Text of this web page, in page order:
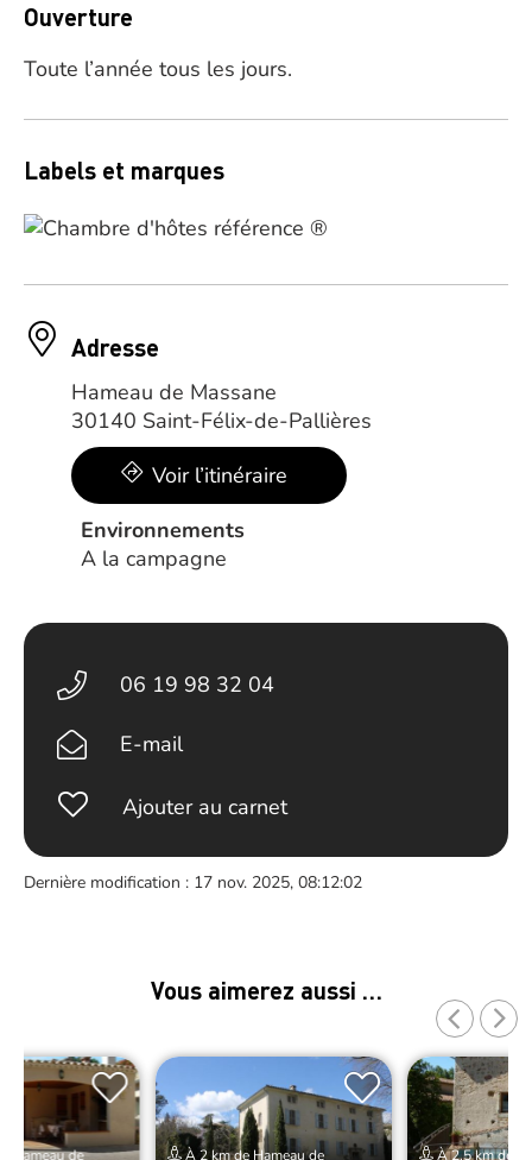
Ouverture
Toute l’année tous les jours.
Labels et marques
Adresse
Hameau de Massane
30140 Saint-Félix-de-Pallières
Voir l’itinéraire
Environnements
A la campagne
06 19 98 32 04
E-mail
Ajouter au carnet
Dernière modification : 17 nov. 2025, 08:12:02
Vous aimerez aussi …
Hameau de À 2 km de Hameau de À 2.5 km de